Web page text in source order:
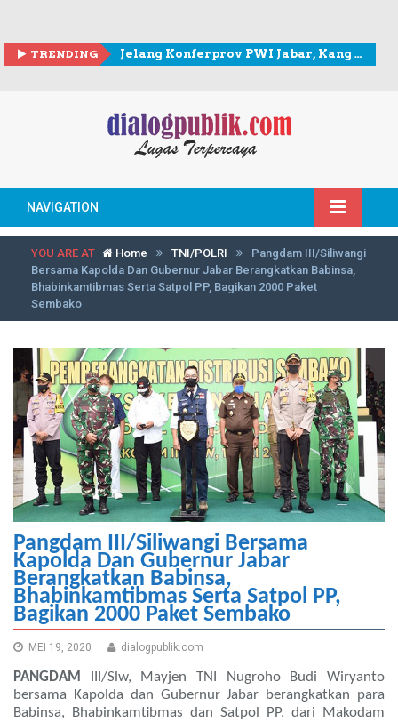
TRENDING Jelang Konferprov PWI Jabar, Kang Andy berkunjung ke Sekretariat PWI Kota Bogor
NAVIGATION
YOU ARE AT Home TNI/POLRI
Pangdam III/Siliwangi
Bersama Kapolda Dan Gubernur Jabar Berangkatkan Babinsa,
Bhabinkamtibmas Serta Satpol PP, Bagikan 2000 Paket
Sembako
Pangdam III/Siliwangi Bersama
Kapolda Dan Gubernur Jabar
Berangkatkan Babinsa,
Bhabinkamtibmas Serta Satpol PP,
Bagikan 2000 Paket Sembako
MEI 19, 2020 dialogpublik.com
PANGDAM
III/Slw, Mayjen TNI Nugroho Budi Wiryanto
bersama Kapolda dan Gubernur Jabar berangkatkan para
Babinsa, Bhabinkamtibmas dan Satpol PP, dari Makodam